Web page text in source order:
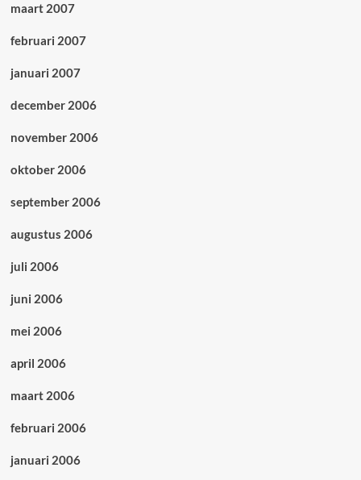
maart 2007
februari 2007
januari 2007
december 2006
november 2006
oktober 2006
september 2006
augustus 2006
juli 2006
juni 2006
mei 2006
april 2006
maart 2006
februari 2006
januari 2006